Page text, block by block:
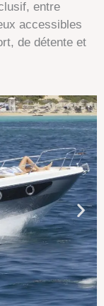
entre
accessibles
de détente et